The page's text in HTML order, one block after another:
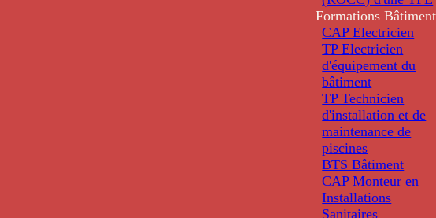
Formations Bâtiment
CAP Electricien
TP Electricien
d'équipement du
bâtiment
TP Technicien
d'installation et de
maintenance de
piscines
BTS Bâtiment
CAP Monteur en
Installations
Sanitaires